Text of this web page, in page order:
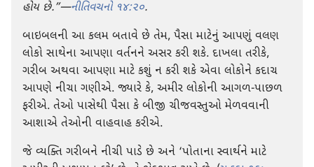
હોય છે.”—નીતિવચનો ૧૪:૨૦.
બાઇબલની આ કલમ બતાવે છે તેમ, પૈસા માટેનું આપણું વલણ
લોકો સાથેના આપણા વર્તનને અસર કરી શકે. દાખલા તરીકે,
ગરીબ અથવા આપણા માટે કશું ન કરી શકે એવા લોકોને કદાચ
આપણે નીચા ગણીએ. જ્યારે કે, અમીર લોકોની આગળ-પાછળ
ફરીએ. તેઓ પાસેથી પૈસા કે બીજી ચીજવસ્તુઓ મેળવવાની
આશાએ તેઓની વાહવાહ કરીએ.
જે વ્યક્તિ ગરીબને નીચી પાડે છે અને ‘પોતાના સ્વાર્થને માટે